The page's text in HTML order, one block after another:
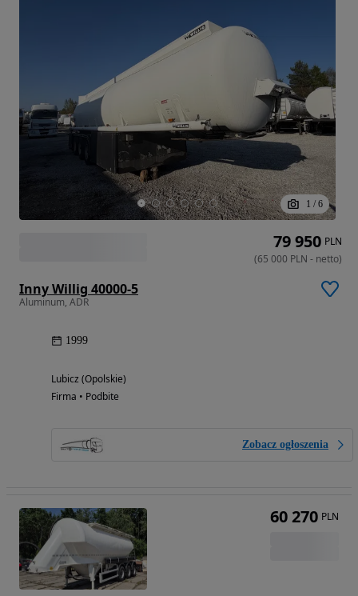
1 / 6
Inny Willig 40000-5
Aluminum, ADR
1999
Lubicz (Opolskie)
Firma • Podbite
Zobacz ogłoszenia
79 950 PLN
(65 000 PLN - netto)
60 270 PLN